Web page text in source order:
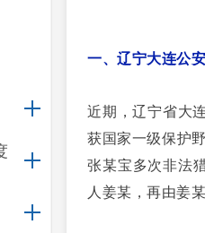
一、辽宁大连公
近期，辽宁省大
获国家一级保护
张某宝多次非法
人姜某，再由姜